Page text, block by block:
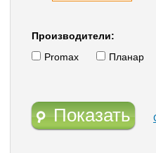
Производители:
Promax
Планар
Показать